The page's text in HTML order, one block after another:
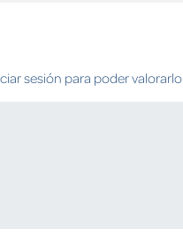
sesión para poder valorarlo